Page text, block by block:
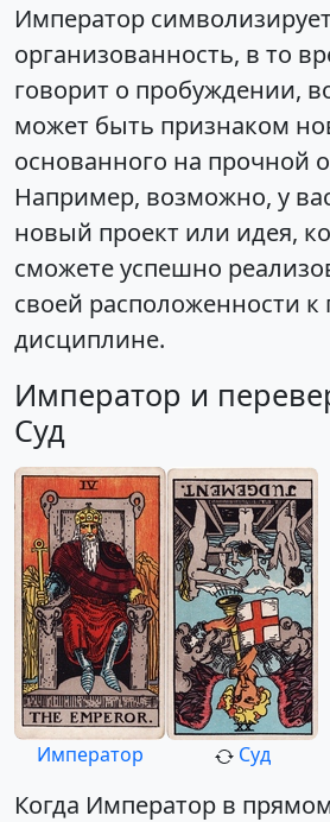
Император
организованность, в то
говорит о пробуждении,
может быть признаком
основанного на прочной
Например, возможно, у
новый проект или идея,
сможете успешно
своей расположенности к
дисциплине.
Император и
Суд
Император Суд
Когда Император в